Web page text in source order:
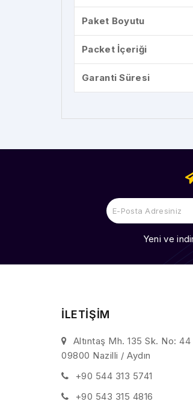
Paket Boyutu
Packet İçeriği
Garanti Süresi
Yeni ve
İLETİŞİM
Altıntaş Mh. 135 Sk. No: 44
09800 Nazilli / Aydın
+90 544 313 5741
+90 543 315 4816